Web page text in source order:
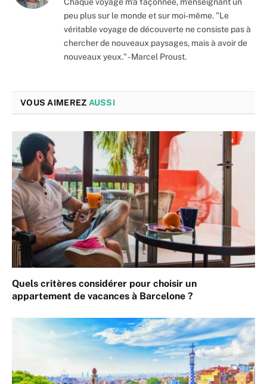
peu plus sur le monde et sur moi-même. "Le
véritable voyage de découverte ne consiste pas à
chercher de nouveaux paysages, mais à avoir de
nouveaux yeux." - Marcel Proust.
VOUS AIMEREZ AUSSI
Quels critères considérer pour choisir un
appartement de vacances à Barcelone ?